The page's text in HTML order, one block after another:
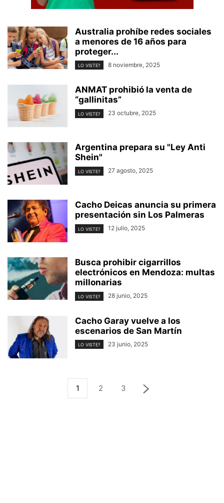
Australia prohíbe redes sociales
a menores de 16 años para
proteger...
LO VISTE? 8 noviembre, 2025
ANMAT prohibió la venta de
“gallinitas”
LO VISTE? 23 octubre, 2025
Argentina prepara su "Ley Anti
Shein"
LO VISTE? 27 agosto, 2025
Cacho Deicas anuncia su primera
presentación sin Los Palmeras
LO VISTE? 12 julio, 2025
Busca prohibir cigarrillos
electrónicos en Mendoza: multas
millonarias
LO VISTE? 28 junio, 2025
Cacho Garay vuelve a los
escenarios de San Martín
LO VISTE? 23 junio, 2025
1 2 3